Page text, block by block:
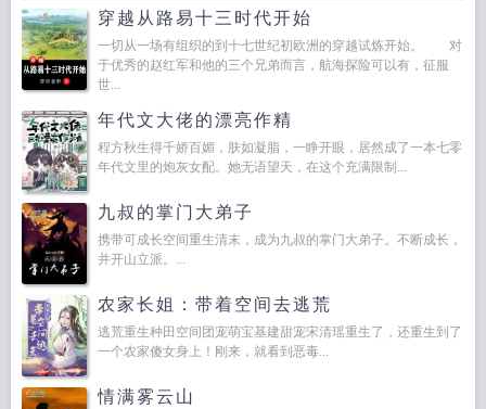
穿越从路易十三时代开始
一切从一场有组织的到十七世纪初欧洲的穿越试炼开始。 对
于优秀的赵红军和他的三个兄弟而言，航海探险可以有，征服
世...
年代文大佬的漂亮作精
程方秋生得千娇百媚，肤如凝脂，一睁开眼，居然成了一本七零
年代文里的炮灰女配。她无语望天，在这个充满限制...
九叔的掌门大弟子
携带可成长空间重生清末，成为九叔的掌门大弟子。不断成长，
并开山立派。...
农家长姐：带着空间去逃荒
逃荒重生种田空间团宠萌宝基建甜宠宋清瑶重生了，还重生到了
一个农家傻女身上！刚来，就看到恶毒...
情满雾云山